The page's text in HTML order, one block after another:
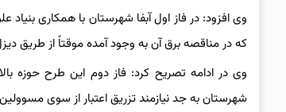
که در مناقصه برق آن به وجود آمده موقتاً از طریق
وی در ادامه تصریح کرد: فاز دوم این طرح حوزه
شهرستان به جد نیازمند تزریق اعتبار از سوی